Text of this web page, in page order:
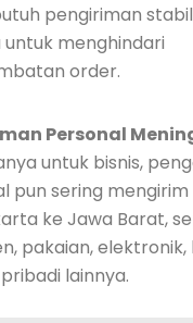
pengiriman
menghindari
order.
Personal
untuk bisnis,
pun sering
ke Jawa Barat,
pakaian, elektronik,
lainnya.